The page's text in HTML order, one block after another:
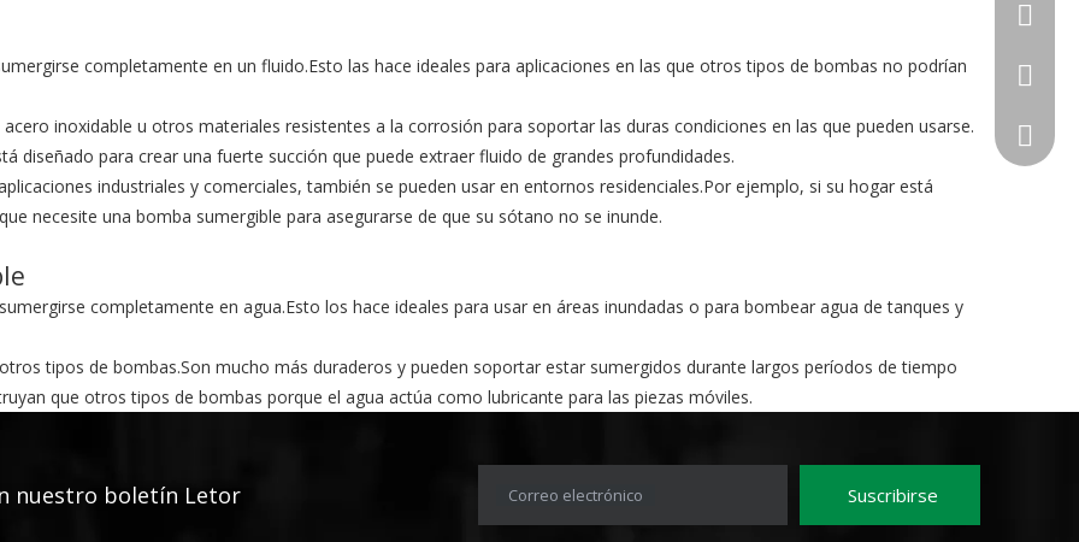
completamente en un fluido.Esto las hace ideales para aplicaciones en las que otros tipos de bombas no podrían
inoxidable u otros materiales resistentes a la corrosión para soportar las duras condiciones en las que pueden usarse.
diseñado para crear una fuerte succión que puede extraer fluido de grandes profundidades.
industriales y comerciales, también se pueden usar en entornos residenciales.Por ejemplo, si su hogar está
necesite una bomba sumergible para asegurarse de que su sótano no se inunde.
completamente en agua.Esto los hace ideales para usar en áreas inundadas o para bombear agua de tanques y
tipos de bombas.Son mucho más duraderos y pueden soportar estar sumergidos durante largos períodos de tiempo
que otros tipos de bombas porque el agua actúa como lubricante para las piezas móviles.
nuestro boletín Letor Correo electrónico Suscribirse